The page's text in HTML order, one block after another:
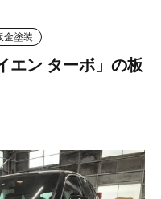
金塗装
エン ターボ」の板